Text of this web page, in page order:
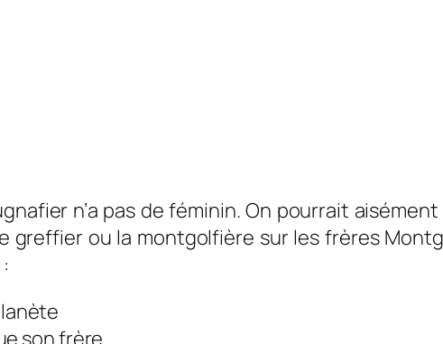
n’a pas de féminin. On pourrait
greffier ou la montgolfière sur les frères